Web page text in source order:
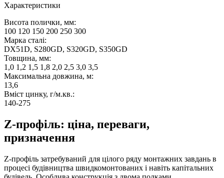
Характеристики
Висота полички, мм:
100 120 150 200 250 300
Марка сталі:
DX51D, S280GD, S320GD, S350GD
Товщина, мм:
1,0 1,2 1,5 1,8 2,0 2,5 3,0 3,5
Максимальна довжина, м:
13,6
Вміст цинку, г/м.кв.:
140-275
Z-профіль: ціна, переваги,
призначення
Z-профіль затребуваний для цілого ряду монтажних завдань в
процесі будівництва швидкомонтованих і навіть капітальних